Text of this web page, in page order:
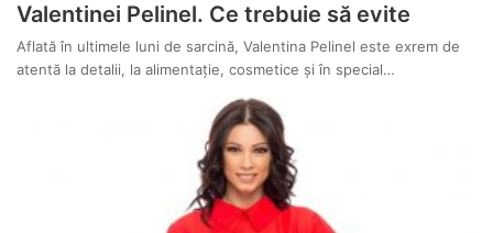
Valentinei Pelinel. Ce trebuie să evite
Aflată în ultimele luni de sarcină, Valentina Pelinel este exrem de
atentă la detalii, la alimentație, cosmetice și în special…